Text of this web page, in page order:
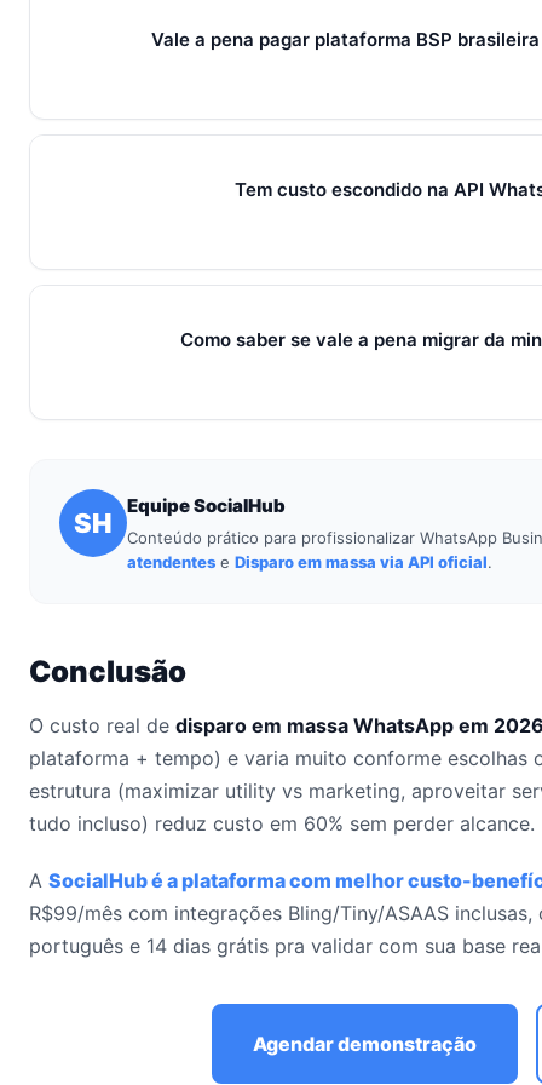
converte 150× mais por contato — mesmo custando 15×
Vale a pena pagar plataforma BSP
Pra 95% das PMEs brasileiras: SIM. Twilio cobra pay-as-
próprio, 4) suporte em inglês. Custo dev: R$ 50k-200k.
Tem custo escondido na API
Diretamente da Meta, não. As tarifas são públicas e fixas.
2k-10k), 3) Add-ons separados (chatbot, integrações).
Como saber se vale a pena migrar da
(mensalidade + Meta). Se a SocialHub não der ROI melhor
SH
Equipe SocialHub
Conteúdo prático para profissionalizar WhatsApp
atendentes e Disparo em massa via API oficial.
Conclusão
O custo real de disparo em massa WhatsApp em
plataforma + tempo) e varia muito conforme escolhas
estrutura (maximizar utility vs marketing, aproveitar
tudo incluso) reduz custo em 60% sem perder alcance.
A SocialHub é a plataforma com melhor custo-
R$99/mês com integrações Bling/Tiny/ASAAS
português e 14 dias grátis pra validar com sua base
Agendar demonstração